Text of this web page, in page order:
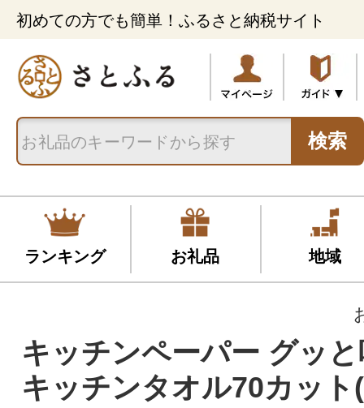
初めての方でも簡単！ふるさと納税サイト
検索
ランキング お礼品 地域
キッチンペーパー グッ
キッチンタオル70カット